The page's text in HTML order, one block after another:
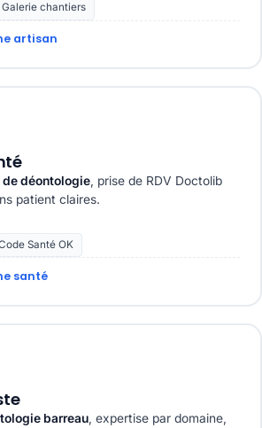
Galerie chantiers
artisan
déontologie, prise de RDV Doctolib
patient claires.
Santé OK
santé
barreau, expertise par domaine,